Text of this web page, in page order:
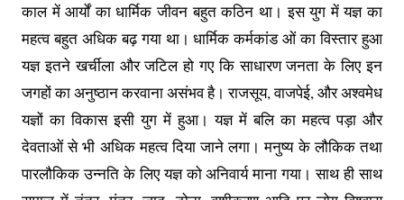
काल में आर्यों का धार्मिक जीवन बहुत कठिन था। इस युग में यज्ञ का
महत्व बहुत अधिक बढ़ गया था। धार्मिक कर्मकांड ओं का विस्तार हुआ
यज्ञ इतने खर्चीला और जटिल हो गए कि साधारण जनता के लिए इन
जगहों का अनुष्ठान करवाना असंभव है। राजसूय, वाजपेई, और अश्वमेध
यज्ञों का विकास इसी युग में हुआ। यज्ञ में बलि का महत्व पड़ा और
देवताओं से भी अधिक महत्व दिया जाने लगा। मनुष्य के लौकिक तथा
पारलौकिक उन्नति के लिए यज्ञ को अनिवार्य माना गया। साथ ही साथ